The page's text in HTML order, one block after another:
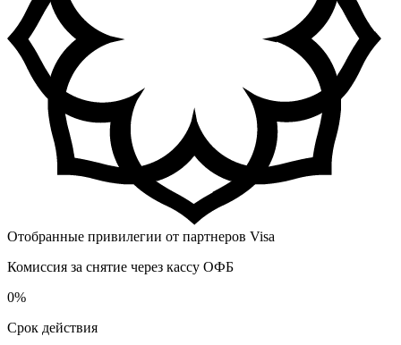
Отобранные привилегии от партнеров Visa
Комиссия за снятие через кассу ОФБ
0%
Срок действия